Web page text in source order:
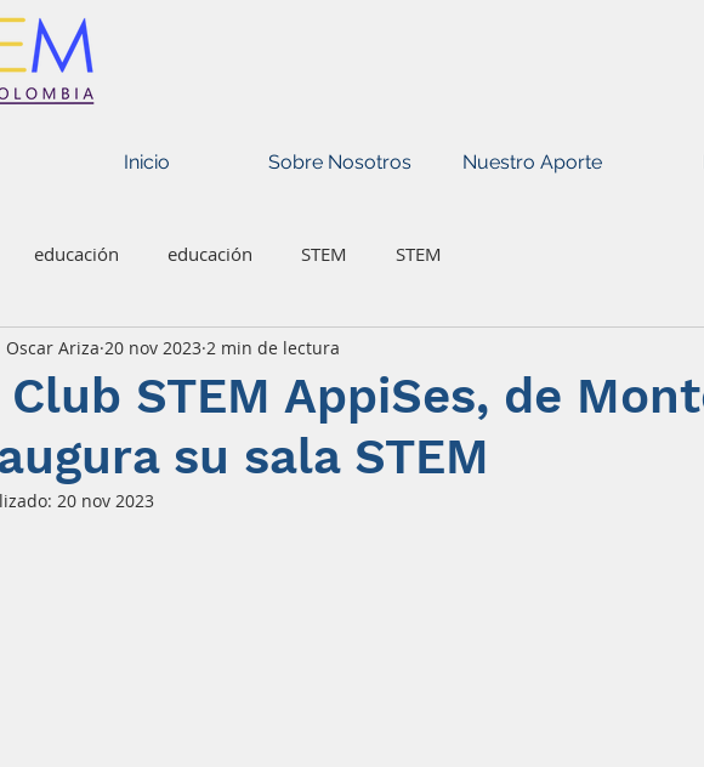
Inicio Sobre Nosotros Nuestro Aporte
educación educación STEM STEM
Club STEM AppiSes, de
su sala STEM
Oscar Ariza 20 nov 2023 2 min de lectura
20 nov 2023